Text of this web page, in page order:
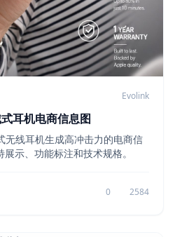
Evolink
耳机电商信息图
线耳机生成高冲击力的电商信
示、功能标注和技术规格。
0 2584